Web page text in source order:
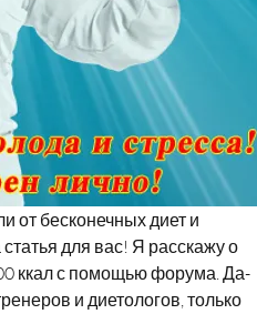
от бесконечных диет и
для вас! Я расскажу о
ккал с помощью форума. Да-
и диетологов, только